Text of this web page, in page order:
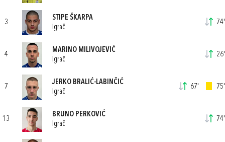
3
STIPE ŠKARPA
Igrač
74'
4
MARINO MILIVOJEVIĆ
Igrač
26'
7
JERKO BRALIĆ-LABINČIĆ
Igrač
67' 75'
13
BRUNO PERKOVIĆ
Igrač
74'